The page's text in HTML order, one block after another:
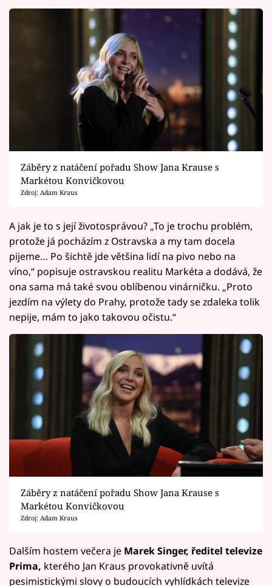
Záběry z natáčení pořadu Show Jana Krause s
Markétou Konvičkovou
Zdroj: Adam Kraus
A jak je to s její životosprávou? „To je trochu problém,
protože já pocházím z Ostravska a my tam docela
pijeme… Po šichtě jde většina lidí na pivo nebo na
víno,“ popisuje ostravskou realitu Markéta a dodává, že
ona sama má také svou oblíbenou vinárničku. „Proto
jezdím na výlety do Prahy, protože tady se zdaleka tolik
nepije, mám to jako takovou očistu.“
Záběry z natáčení pořadu Show Jana Krause s
Markétou Konvičkovou
Zdroj: Adam Kraus
Dalším hostem večera je Marek Singer, ředitel televize
Prima, kterého Jan Kraus provokativně uvítá
pesimistickými slovy o budoucích vyhlídkách televize